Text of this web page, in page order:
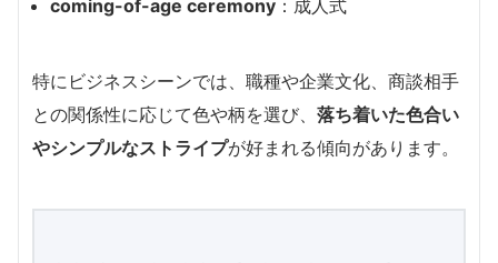
coming-of-age ceremony ：成人式
特にビジネスシーンでは、職種や企業文化、商談相手
との関係性に応じて色や柄を選び、 落ち着いた色合い
やシンプルなストライプが好まれる傾向があります。